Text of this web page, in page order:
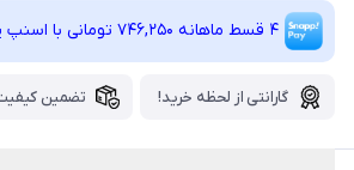
4 قسط ماهانه 746,250 تومانی با اسنپ ‌پی! (بدون کارمزد)
گارانتی از لحظه خرید! تضمین